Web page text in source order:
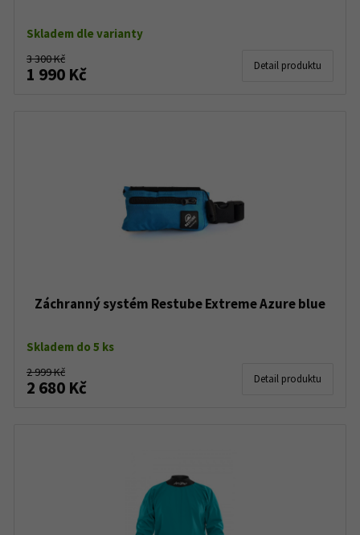
Skladem dle varianty
3 300 Kč
1 990 Kč Detail produktu
Záchranný systém Restube Extreme Azure blue
Skladem do 5 ks
2 999 Kč
2 680 Kč Detail produktu